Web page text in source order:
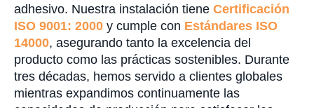
adhesivo. Nuestra instalación tiene Certificación
ISO 9001: 2000 y cumple con Estándares ISO
14000, asegurando tanto la excelencia del
producto como las prácticas sostenibles. Durante
tres décadas, hemos servido a clientes globales
mientras expandimos continuamente las